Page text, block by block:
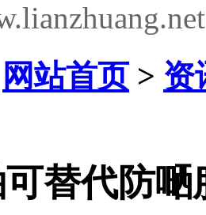
网站首页> 资
替代防嗮